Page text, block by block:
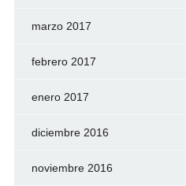
marzo 2017
febrero 2017
enero 2017
diciembre 2016
noviembre 2016